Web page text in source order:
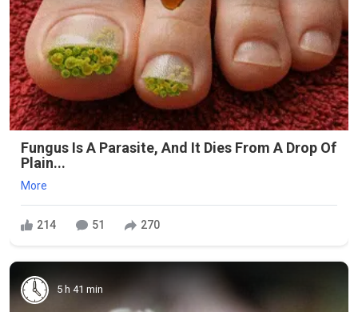
Fungus Is A Parasite, And It Dies From A Drop Of
Plain...
More
214 51 270
5 h 41 min